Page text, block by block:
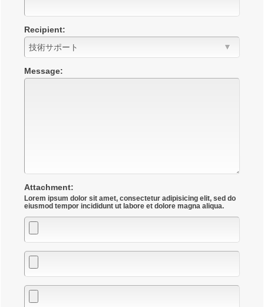
Recipient:
Message:
Attachment:
Lorem ipsum dolor sit amet, consectetur adipisicing elit, sed do
eiusmod tempor incididunt ut labore et dolore magna aliqua.
Attachment
1
Attachment
2
Attachment
3